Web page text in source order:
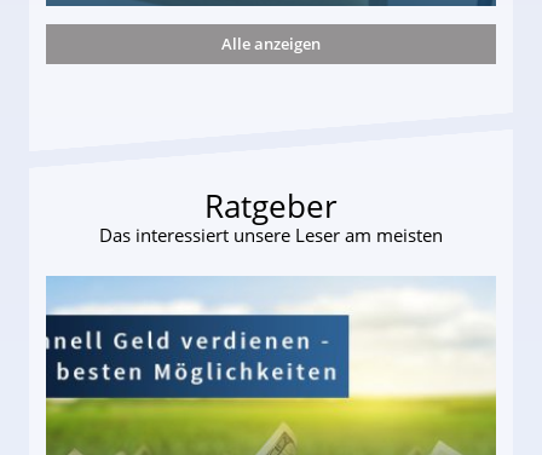
und wie viel?
Alle anzeigen
Ratgeber
Das interessiert unsere Leser am meisten